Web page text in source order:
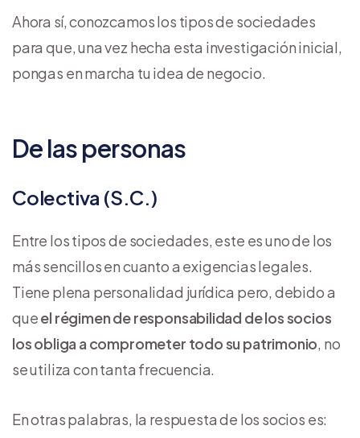
Ahora sí, conozcamos los tipos de sociedades
para que, una vez hecha esta investigación inicial,
pongas en marcha tu idea de negocio.
De las personas
Colectiva (S.C.)
Entre los tipos de sociedades, este es uno de los
más sencillos en cuanto a exigencias legales.
Tiene plena personalidad jurídica pero, debido a
queel régimen de responsabilidad de los socios
los obliga a comprometer todo su patrimonio, no
se utiliza con tanta frecuencia.
En otras palabras, la respuesta de los socios es: